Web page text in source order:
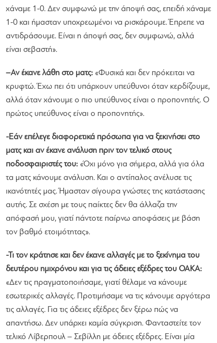
χάναμε 1-0. Δεν συμφωνώ με την άποψή σας, επειδή χάναμε
1-0 και ήμασταν υποχρεωμένοι να ρισκάρουμε. Έπρεπε να
αντιδράσουμε. Είναι η άποψή σας, δεν συμφωνώ, αλλά
είναι σεβαστή».
–Αν έκανε λάθη στο ματς: «Φυσικά και δεν πρόκειται να
κρυφτώ. Έχω πει ότι υπάρχουν υπεύθυνοι όταν κερδίζουμε,
αλλά όταν χάνουμε ο πιο υπεύθυνος είναι ο προπονητής. Ο
πρώτος υπεύθυνος είναι ο προπονητής».
-Εάν επέλεγε διαφορετικά πρόσωπα για να ξεκινήσει στο
ματς και αν έκανε ανάλυση πριν τον τελικό στους
ποδοσφαιριστές του: «Όχι μόνο για σήμερα, αλλά για όλα
τα ματς κάνουμε ανάλυση. Και ο αντίπαλος ανέλυσε τις
ικανότητές μας. Ήμασταν σίγουρα γνώστες της κατάστασης
αυτής. Σε σχέση με τους παίκτες δεν θα άλλαζα την
απόφασή μου, γιατί πάντοτε παίρνω αποφάσεις με βάση
τον βαθμό ετοιμότητας».
-Τι τον κράτησε και δεν έκανε αλλαγές με το ξεκίνημα του
δευτέρου ημιχρόνου και για τις άδειες εξέδρες του ΟΑΚΑ:
«Δεν τις πραγματοποιήσαμε, γιατί θέλαμε να κάνουμε
εσωτερικές αλλαγές. Προτιμήσαμε να τις κάνουμε αργότερα
τις αλλαγές. Για τις άδειες εξέδρες δεν ξέρω πώς να
απαντήσω. Δεν υπάρχει καμία σύγκριση. Φανταστείτε τον
τελικό Λίβερπουλ – Σεβίλλη με άδειες εξέδρες. Είναι μία